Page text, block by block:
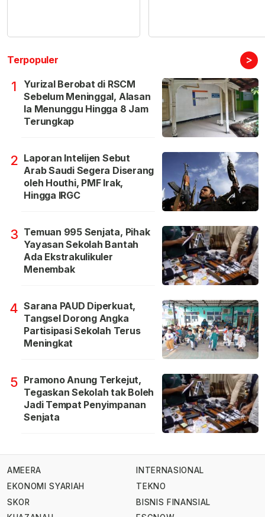
Terpopuler >
1
Yurizal Berobat di RSCM
Sebelum Meninggal, Alasan
Ia Menunggu Hingga 8 Jam
Terungkap
2 Laporan Intelijen Sebut
Arab Saudi Segera Diserang
oleh Houthi, PMF Irak,
Hingga IRGC
3 Temuan 995 Senjata, Pihak
Yayasan Sekolah Bantah
Ada Ekstrakulikuler
Menembak
4 Sarana PAUD Diperkuat,
Tangsel Dorong Angka
Partisipasi Sekolah Terus
Meningkat
5 Pramono Anung Terkejut,
Tegaskan Sekolah tak Boleh
Jadi Tempat Penyimpanan
Senjata
AMEERA
EKONOMI SYARIAH
SKOR
INTERNASIONAL
TEKNO
BISNIS FINANSIAL